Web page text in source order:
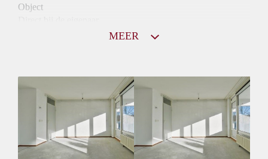
Object
Huurtoeslag
Mogelijk
Inkomen eis
2,6 X Maandhuur Bruto
Huurtermijn
Onbepaalde termijn
MEER